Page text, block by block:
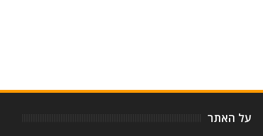
על האתר